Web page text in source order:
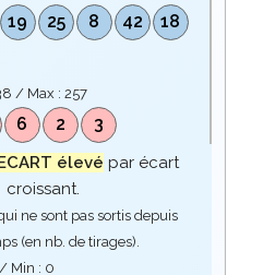
19 25 8 42
18
/ Max : 257
6 2 3
élevé par écart
croissant.
ne sont pas sortis depuis
(en nb. de tirages).
/ Min : 0